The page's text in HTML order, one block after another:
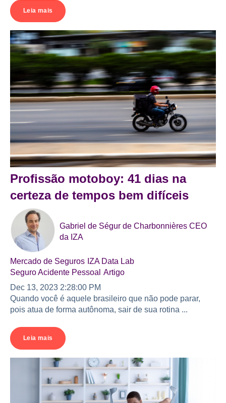
Leia mais
Profissão motoboy: 41 dias na
certeza de tempos bem difíceis
Gabriel de Ségur de Charbonnières CEO
da IZA
Mercado de Seguros IZA Data Lab
Seguro Acidente Pessoal Artigo
Dec 13, 2023 2:28:00 PM
Quando você é aquele brasileiro que não pode parar,
pois atua de forma autônoma, sair de sua rotina ...
Leia mais